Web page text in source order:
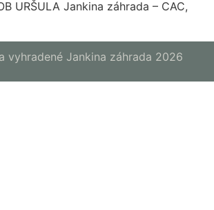
URŠULA Jankina záhrada – CAC,
vyhradené Jankina záhrada 2026